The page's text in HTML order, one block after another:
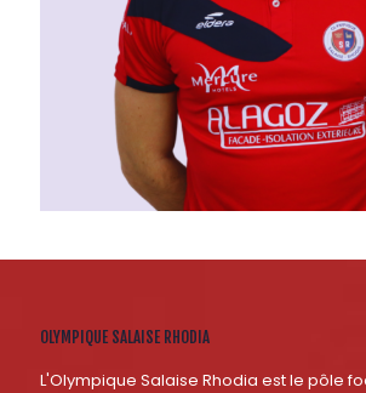
OLYMPIQUE SALAISE RHODIA
L'Olympique Salaise Rhodia est le pôle